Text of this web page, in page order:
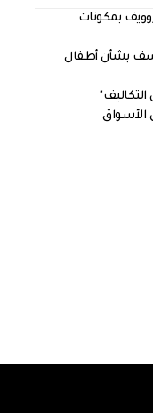
بمكونات
بشأن أطفال
الأسواق